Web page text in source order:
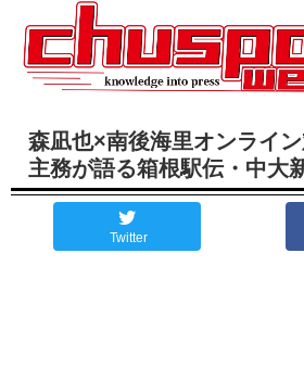
森凪也×南後海里オンライ
主務が語る箱根駅伝・中大
Twitter